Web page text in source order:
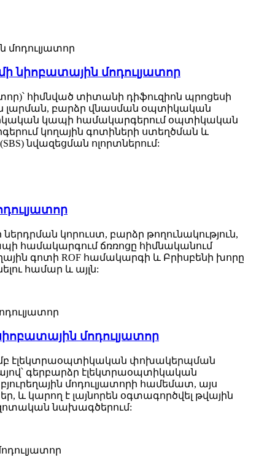
նիոբատային մոդուլյատոր
հիմնված տիտանի դիֆուզիոն պրոցեսի
լարման, բարձր վնասման օպտիկական
կապի համակարգերում օպտիկական
կողային գոտիների ստեղծման և
նվազեցման ոլորտներում:
ներդրման կորուստ, բարձր թողունակություն,
համակարգում ճռռոցը հիմնականում
գոտի ROF համակարգի և Բրիսբենի խորը
համար և այլն:
մոդուլյատոր
էլեկտրաօպտիկական փոխակերպման
գերբարձր էլեկտրաօպտիկական
մոդուլյատորի համեմատ, այս
և կարող է լայնորեն օգտագործվել թվային
​​նախագծերում: